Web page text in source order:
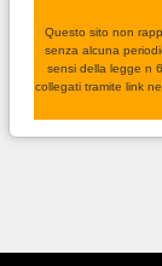
Questo sito non
senza alcuna
sensi della legge n
collegati tramite link